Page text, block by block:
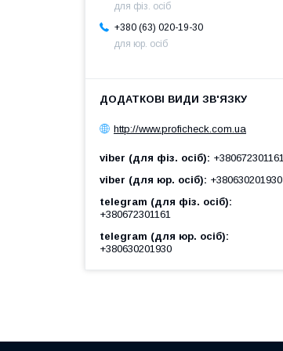
для фіз. осіб
+380 (63) 020-19-30
для юр. осіб
http://www.proficheck.com.ua
viber (для фіз. осіб)
+380672301161
viber (для юр. осіб)
+380630201930
telegram (для фіз. осіб)
+380672301161
telegram (для юр. осіб)
+380630201930